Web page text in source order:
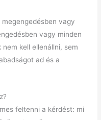
vagy
vagy minden
kell ellenállni, sem
ad és a
feltenni a kérdést: mi